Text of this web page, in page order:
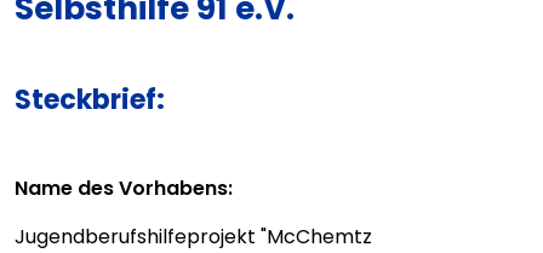
Steckbrief:
Name des Vorhabens:
Jugendberufshilfeprojekt "McChemtz